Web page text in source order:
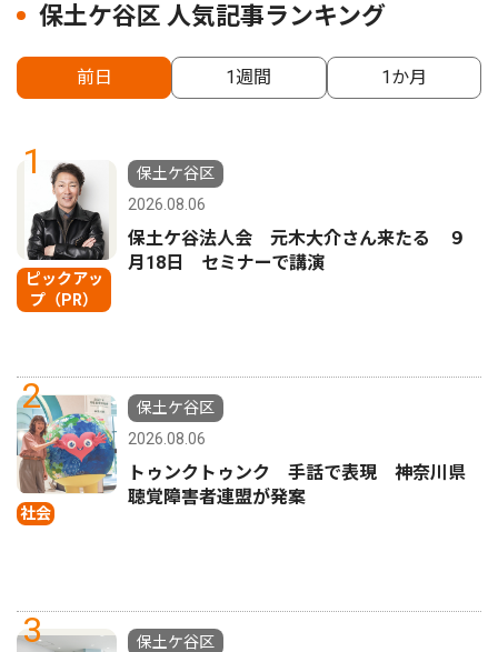
保土ケ谷区 人気記事ランキング
前日 1週間 1か月
1
ピックアッ
プ（PR）
保土ケ谷区
2026.08.06
保土ケ谷法人会 元木大介さん来たる ９
月18日 セミナーで講演
2
社会
保土ケ谷区
2026.08.06
トゥンクトゥンク 手話で表現 神奈川県
聴覚障害者連盟が発案
3
保土ケ谷区